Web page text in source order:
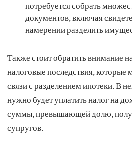
потребуется собрать
документов, включая
намерении разделить
Также стоит обратить внимание
налоговые последствия, которые
связи с разделением ипотеки. В
нужно будет уплатить налог на
суммы, превышающей долю,
супругов.